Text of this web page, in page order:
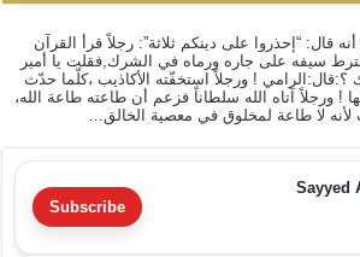
قال: “إحذروا على دينكم ثلاثة”: رجلاً قرأ القرآن
سيفه على جاره ورماه في الشرك,فقلت يا أمير
؟:قال:الرامي ! ورجلاً استخفّته الأكاذيب ،كلّما حدّث
! ورجلاً آتاه الله سلطاناً فزعم أن طاعته طاعة الله،
لا طاعة لمخلوق في معصية الخالق…
Sayyed
Subscribe